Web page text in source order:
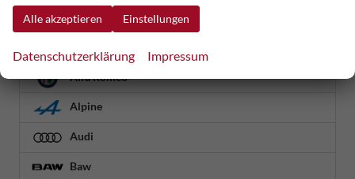
Geparkte Fahrzeuge (
Alfa Romeo
Alpine
Audi
Baw
Alle akzeptieren Einstellungen
Datenschutzerklärung Impressum